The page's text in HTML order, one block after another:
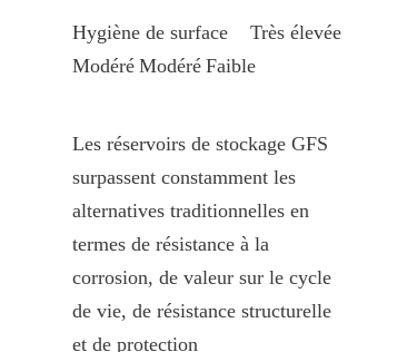
Hygiène de surface	Très élevée
Modéré	Modéré	Faible
Les réservoirs de stockage GFS
surpassent constamment les
alternatives traditionnelles en
termes de résistance à la
corrosion, de valeur sur le cycle
de vie, de résistance structurelle
et de protection